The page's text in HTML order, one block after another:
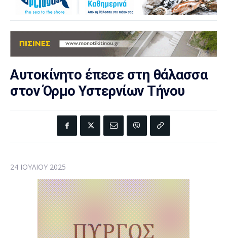
Αυτοκίνητο έπεσε στη θάλασσα
στον Όρμο Υστερνίων Τήνου
24 ΙΟΥΛΊΟΥ 2025